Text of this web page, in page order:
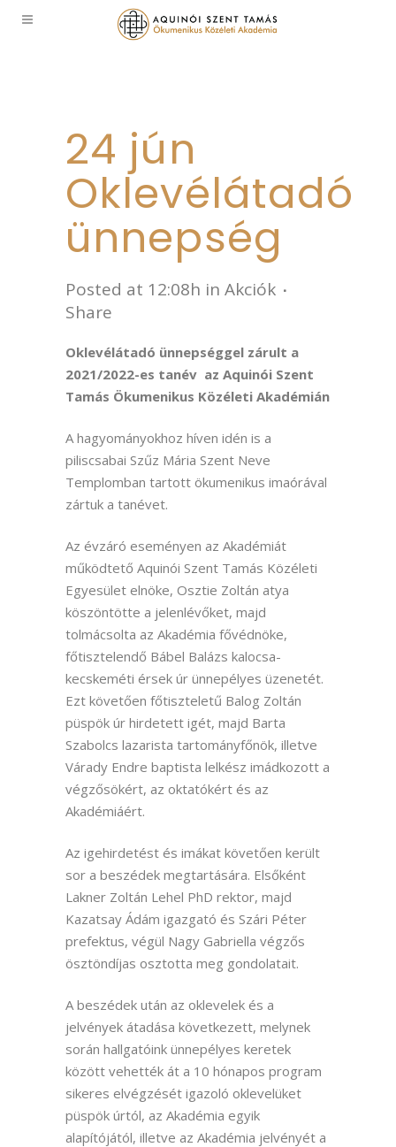
24 jún
Oklevélátadó
ünnepség
Posted at 12:08h in Akciók
Share
Oklevélátadó ünnepséggel zárult a
2021/2022-es tanév az Aquinói Szent
Tamás Ökumenikus Közéleti Akadémián
A hagyományokhoz híven idén is a
piliscsabai Szűz Mária Szent Neve
Templomban tartott ökumenikus imaórával
zártuk a tanévet.
Az évzáró eseményen az Akadémiát
működtető Aquinói Szent Tamás Közéleti
Egyesület elnöke, Osztie Zoltán atya
köszöntötte a jelenlévőket, majd
tolmácsolta az Akadémia fővédnöke,
főtisztelendő Bábel Balázs kalocsa-
kecskeméti érsek úr ünnepélyes üzenetét.
Ezt követően főtiszteletű Balog Zoltán
püspök úr hirdetett igét, majd Barta
Szabolcs lazarista tartományfőnök, illetve
Várady Endre baptista lelkész imádkozott a
végzősökért, az oktatókért és az
Akadémiáért.
Az igehirdetést és imákat követően került
sor a beszédek megtartására. Elsőként
Lakner Zoltán Lehel PhD rektor, majd
Kazatsay Ádám igazgató és Szári Péter
prefektus, végül Nagy Gabriella végzős
ösztöndíjas osztotta meg gondolatait.
A beszédek után az oklevelek és a
jelvények átadása következett, melynek
során hallgatóink ünnepélyes keretek
között vehették át a 10 hónapos program
sikeres elvégzését igazoló oklevelüket
püspök úrtól, az Akadémia egyik
alapítójától, illetve az Akadémia jelvényét a